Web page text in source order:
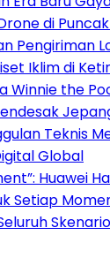
di
Pengiriman
Iklim di
Winnie the
Teknis
Global
Huawei
Setiap
Skenario